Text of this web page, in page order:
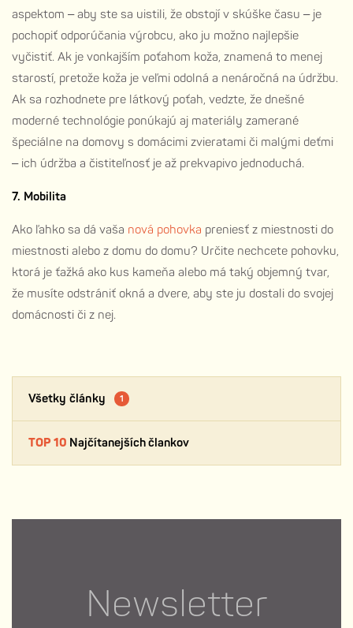
Všetky články 1
TOP 10 Najčítanejších člankov
aspektom – aby ste sa uistili, že obstojí v skúške času – je
pochopiť odporúčania výrobcu, ako ju možno najlepšie
vyčistiť. Ak je vonkajším poťahom koža, znamená to menej
starostí, pretože koža je veľmi odolná a nenáročná na údržbu.
Ak sa rozhodnete pre látkový poťah, vedzte, že dnešné
moderné technológie ponúkajú aj materiály zamerané
špeciálne na domovy s domácimi zvieratami či malými deťmi
– ich údržba a čistiteľnosť je až prekvapivo jednoduchá.
7. Mobilita
Ako ľahko sa dá vaša nová pohovka preniesť z miestnosti do
miestnosti alebo z domu do domu? Určite nechcete pohovku,
ktorá je ťažká ako kus kameňa alebo má taký objemný tvar,
že musíte odstrániť okná a dvere, aby ste ju dostali do svojej
domácnosti či z nej.
Newsletter